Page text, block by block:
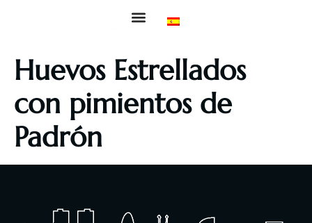
Huevos Estrellados
con pimientos de
Padrón